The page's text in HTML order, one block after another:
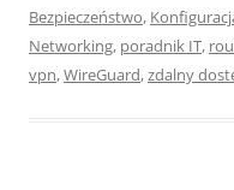
Bezpieczeństwo,
Networking, poradnik IT,
vpn,WireGuard,zdalny